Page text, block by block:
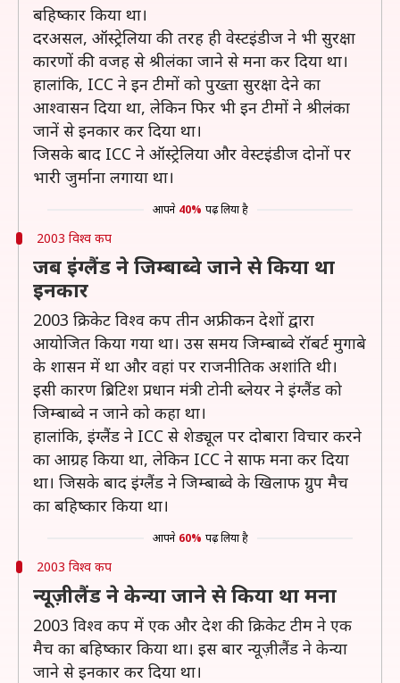
बहिष्कार किया था।
दरअसल, ऑस्ट्रेलिया की तरह ही वेस्टइंडीज ने भी सुरक्षा
कारणों की वजह से श्रीलंका जाने से मना कर दिया था।
हालांकि, ICC ने इन टीमों को पुख्ता सुरक्षा देने का
आश्वासन दिया था, लेकिन फिर भी इन टीमों ने श्रीलंका
जानें से इनकार कर दिया था।
जिसके बाद ICC ने ऑस्ट्रेलिया और वेस्टइंडीज दोनों पर
भारी जुर्माना लगाया था।
आपने 40% पढ़ लिया है
2003 विश्व कप
जब इंग्लैंड ने जिम्बाब्वे जाने से किया था
इनकार
2003 क्रिकेट विश्व कप तीन अफ्रीकन देशों द्वारा
आयोजित किया गया था। उस समय जिम्बाब्वे रॉबर्ट मुगाबे
के शासन में था और वहां पर राजनीतिक अशांति थी।
इसी कारण ब्रिटिश प्रधान मंत्री टोनी ब्लेयर ने इंग्लैंड को
जिम्बाब्वे न जाने को कहा था।
हालांकि, इंग्लैंड ने ICC से शेड्यूल पर दोबारा विचार करने
का आग्रह किया था, लेकिन ICC ने साफ मना कर दिया
था। जिसके बाद इंग्लैंड ने जिम्बाब्वे के खिलाफ ग्रुप मैच
का बहिष्कार किया था।
आपने 60% पढ़ लिया है
2003 विश्व कप
न्यूज़ीलैंड ने केन्या जाने से किया था मना
2003 विश्व कप में एक और देश की क्रिकेट टीम ने एक
मैच का बहिष्कार किया था। इस बार न्यूज़ीलैंड ने केन्या
जाने से इनकार कर दिया था।